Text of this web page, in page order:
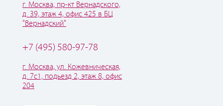
г. Москва, пр-кт Вернадского,
д. 39, этаж 4, офис 425 в БЦ
"Вернадский"
+7 (495) 580-97-78
г. Москва, ул. Кожевническая,
д. 7с1, подьезд 2, этаж 8, офис
204